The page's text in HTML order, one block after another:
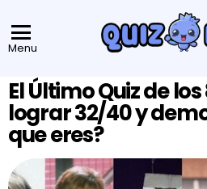
Menu
El Último Quiz de
lograr 32/40 y
que eres?